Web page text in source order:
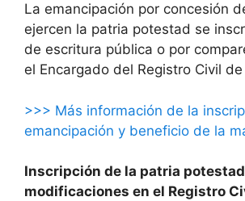
La emancipación por concesión
ejercen la patria potestad se
de escritura pública o por
el Encargado del Registro Civil
>>> Más información de la
emancipación y beneficio de la
Inscripción de la patria
modificaciones en el Registro